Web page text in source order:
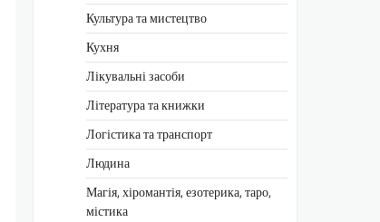
Культура та мистецтво
Кухня
Лікувальні засоби
Література та книжки
Логістика та транспорт
Людина
Магія, хіромантія, езотерика, таро,
містика